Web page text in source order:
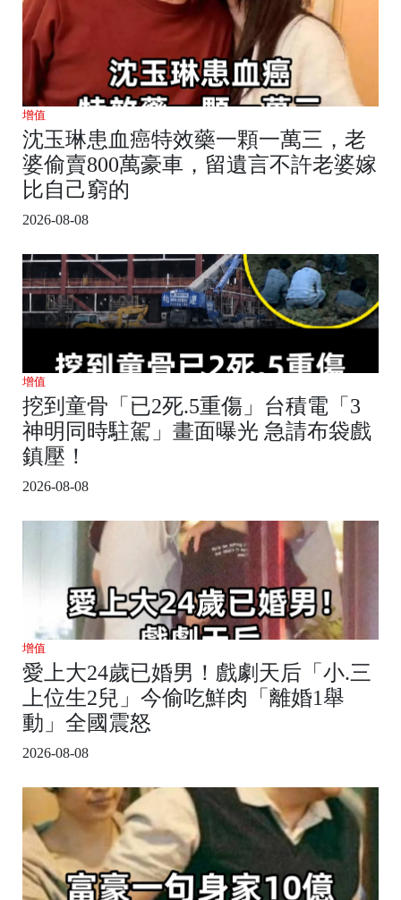
增值
沈玉琳患血癌特效藥一顆一萬三，老
婆偷賣800萬豪車，留遺言不許老婆嫁
比自己窮的
2026-08-08
增值
挖到童骨「已2死.5重傷」台積電「3
神明同時駐駕」畫面曝光 急請布袋戲
鎮壓！
2026-08-08
增值
愛上大24歲已婚男！戲劇天后「小.三
上位生2兒」今偷吃鮮肉「離婚1舉
動」全國震怒
2026-08-08